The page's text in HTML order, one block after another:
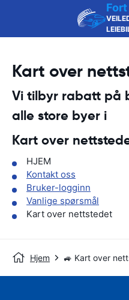
Kart over
Vi tilbyr rabatt på
alle store byer i
Kart over
HJEM
Kontakt oss
Bruker-logginn
Vanlige spørsmål
Kart over nettstedet
Hjem 🚙 Kart over